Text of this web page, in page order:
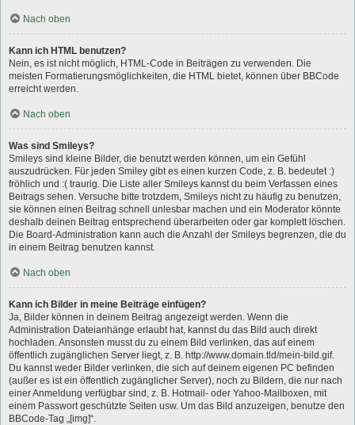
Nach oben
Kann ich HTML benutzen?
Nein, es ist nicht möglich, HTML-Code in Beiträgen zu verwenden. Die
meisten Formatierungsmöglichkeiten, die HTML bietet, können über BBCode
erreicht werden.
Nach oben
Was sind Smileys?
Smileys sind kleine Bilder, die benutzt werden können, um ein Gefühl
auszudrücken. Für jeden Smiley gibt es einen kurzen Code, z. B. bedeutet :)
fröhlich und :( traurig. Die Liste aller Smileys kannst du beim Verfassen eines
Beitrags sehen. Versuche bitte trotzdem, Smileys nicht zu häufig zu benutzen,
sie können einen Beitrag schnell unlesbar machen und ein Moderator könnte
deshalb deinen Beitrag entsprechend überarbeiten oder gar komplett löschen.
Die Board-Administration kann auch die Anzahl der Smileys begrenzen, die du
in einem Beitrag benutzen kannst.
Nach oben
Kann ich Bilder in meine Beiträge einfügen?
Ja, Bilder können in deinem Beitrag angezeigt werden. Wenn die
Administration Dateianhänge erlaubt hat, kannst du das Bild auch direkt
hochladen. Ansonsten musst du zu einem Bild verlinken, das auf einem
öffentlich zugänglichen Server liegt, z. B. http://www.domain.tld/mein-bild.gif.
Du kannst weder Bilder verlinken, die sich auf deinem eigenen PC befinden
(außer es ist ein öffentlich zugänglicher Server), noch zu Bildern, die nur nach
einer Anmeldung verfügbar sind, z. B. Hotmail- oder Yahoo-Mailboxen, mit
einem Passwort geschützte Seiten usw. Um das Bild anzuzeigen, benutze den
BBCode-Tag „[img]“.